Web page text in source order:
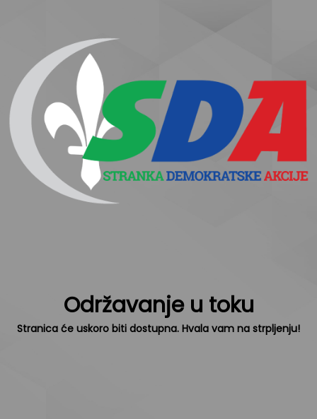
Održavanje u toku
Stranica će uskoro biti dostupna. Hvala vam na strpljenju!